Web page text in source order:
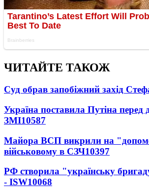
ЧИТАЙТЕ ТАКОЖ
Суд обрав запобіжний захід
Україна поставила Путіна
ЗМІ10587
Майора ВСП викрили на
військовому в СЗЧ10397
РФ створила "українську
- ISW10068